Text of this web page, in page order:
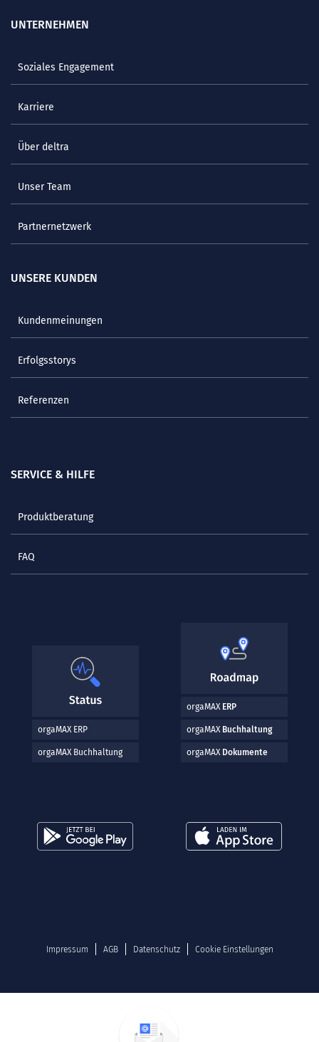
UNTERNEHMEN
Soziales Engagement
Karriere
Über deltra
Unser Team
Partnernetzwerk
UNSERE KUNDEN
Kundenmeinungen
Erfolgsstorys
Referenzen
SERVICE & HILFE
Produktberatung
FAQ
orgaMAX ERP
orgaMAX Buchhaltung
orgaMAX ERP
orgaMAX Buchhaltung
orgaMAX Dokumente
Impressum AGB Datenschutz Cookie Einstellungen